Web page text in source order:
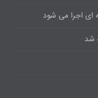
اجرا می شود
شد